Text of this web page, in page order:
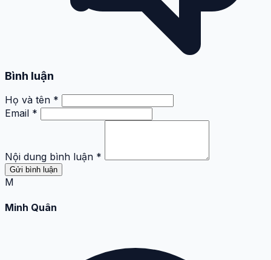
Bình luận
Họ và tên *
Email *
Nội dung bình luận *
Gửi bình luận
M
Minh Quân